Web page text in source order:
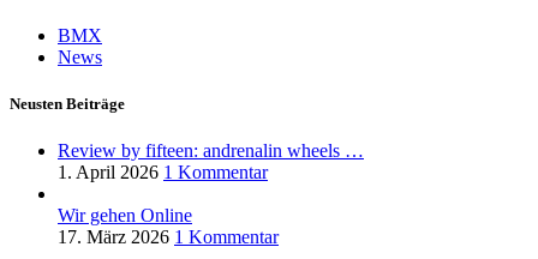
BMX
News
Neusten Beiträge
Review by fifteen: andrenalin wheels …
1. April 2026 1 Kommentar
Wir gehen Online
17. März 2026 1 Kommentar